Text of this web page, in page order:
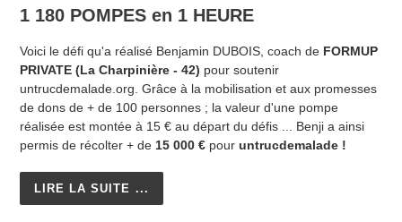
1 180 POMPES en 1 HEURE
Voici le défi qu'a réalisé Benjamin DUBOIS, coach de FORMUP
PRIVATE (La Charpinière - 42) pour soutenir
untrucdemalade.org. Grâce à la mobilisation et aux promesses
de dons de + de 100 personnes ; la valeur d'une pompe
réalisée est montée à 15 € au départ du défis ... Benji a ainsi
permis de récolter + de 15 000 € pour untrucdemalade !
LIRE LA SUITE ...